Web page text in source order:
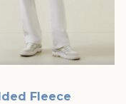
Fleece